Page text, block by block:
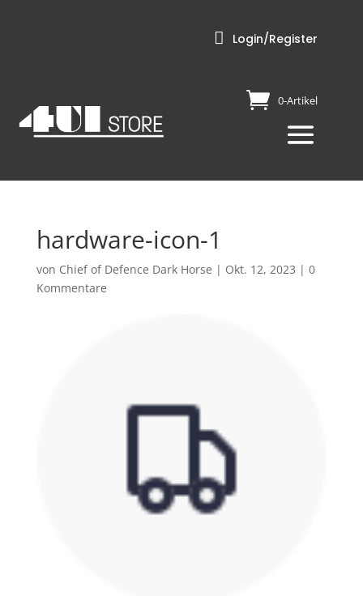
 Login/Register
0-Artikel
hardware-icon-1
von Chief of Defence Dark Horse | Okt. 12, 2023 | 0
Kommentare